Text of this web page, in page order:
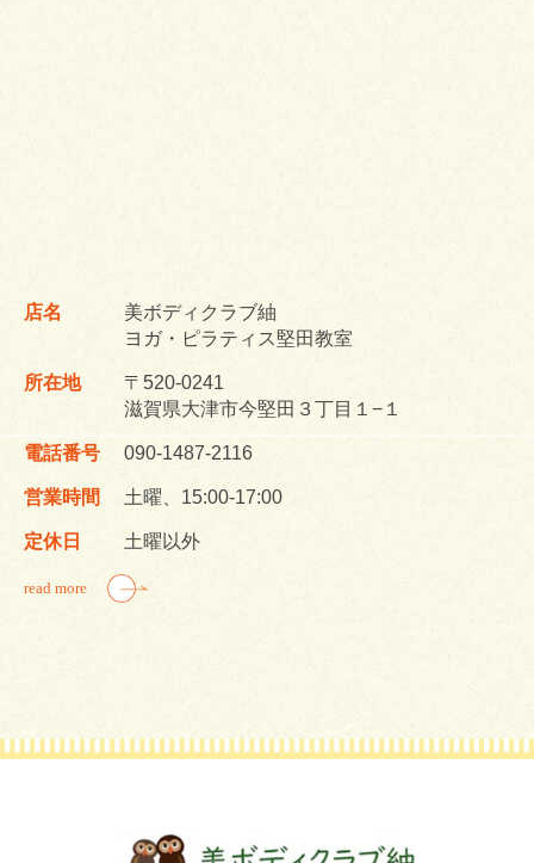
店名
美ボディクラブ紬
ヨガ・ピラティス堅田教室
所在地
〒520-0241
滋賀県大津市今堅田３丁目１−１
電話番号 090-1487-2116
営業時間 土曜、15:00-17:00
定休日 土曜以外
read more